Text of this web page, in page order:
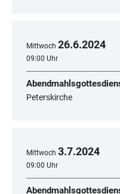
Mittwoch 26.6.2024
09:00 Uhr
Peterskirche
Mittwoch 3.7.2024
09:00 Uhr